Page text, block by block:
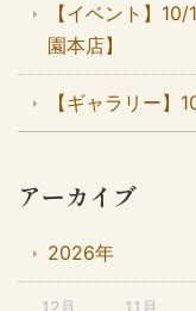
【イベント】
園本店】
【ギャラリー】
アーカイブ
2026年
12月 11月